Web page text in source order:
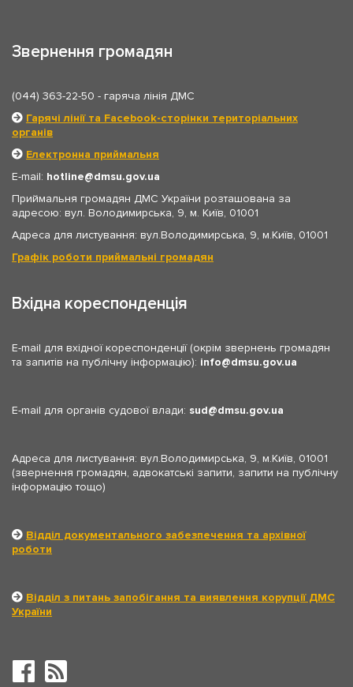
Звернення громадян
(044) 363-22-50 - гаряча лінія ДМС
Гарячі лінії та Facebook-сторінки територіальних
органів
Електронна приймальня
E-mail: hotline
dmsu.gov.ua
Приймальня громадян ДМС України розташована за
адресою: вул. Володимирська, 9, м. Київ, 01001
Адреса для листування: вул.Володимирська, 9, м.Київ, 01001
Графік роботи приймальні громадян
Вхідна кореспонденція
E-mail для вхідної кореспонденції (окрім звернень громадян
та запитів на публічну інформацію): info dmsu.gov.ua
E-mail для органів судової влади: sud dmsu.gov.ua
Адреса для листування: вул.Володимирська, 9, м.Київ, 01001
(звернення громадян, адвокатські запити, запити на публічну
інформацію тощо)
Відділ документального забезпечення та архівної
роботи
Відділ з питань запобігання та виявлення корупції ДМС
України